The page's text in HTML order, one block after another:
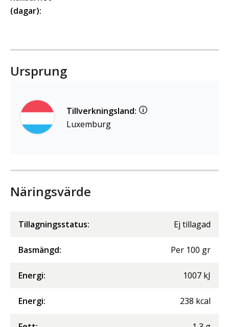
(dagar):
Ursprung
Tillverkningsland:
Luxemburg
Näringsvärde
Tillagningsstatus: Ej tillagad
Basmängd: Per 100 gr
Energi: 1007 kJ
Energi: 238 kcal